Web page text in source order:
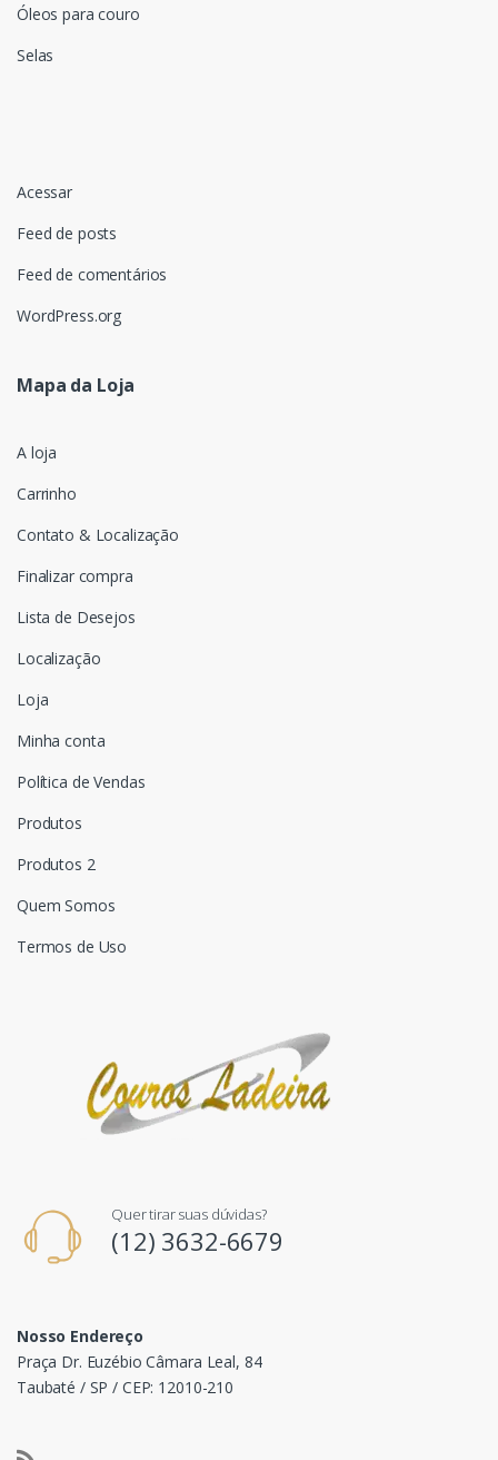
Óleos para couro
Selas
Acessar
Feed de posts
Feed de comentários
WordPress.org
Mapa da Loja
A loja
Carrinho
Contato & Localização
Finalizar compra
Lista de Desejos
Localização
Loja
Minha conta
Política de Vendas
Produtos
Produtos 2
Quem Somos
Termos de Uso
Quer tirar suas dúvidas?
(12) 3632-6679
Nosso Endereço
Praça Dr. Euzébio Câmara Leal, 84
Taubaté / SP / CEP: 12010-210